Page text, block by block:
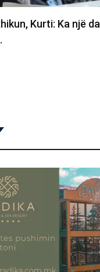
Abdixhiku pas
marrëveshjes